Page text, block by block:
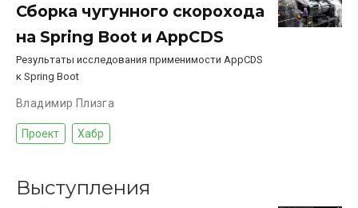
Сборка чугунного скорохода
на Spring Boot и AppCDS
Результаты исследования применимости AppCDS
к Spring Boot
Владимир Плизга
Проект Хабр
Выступления